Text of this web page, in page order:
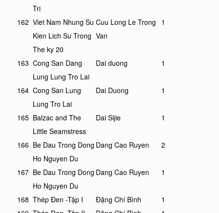
Tri
162 Viet Nam Nhung Su
Kien Lich Su Trong
The ky 20
Cuu Long Le Trong
Van
1
163 Cong San Dang
Lung Lung Tro Lai
Dai duong 1
164 Cong San Lung
Lung Tro Lai
Dai Duong 1
165 Balzac and The
Little Seamstress
Dai Sijie 1
166 Be Dau Trong Dong
Ho Nguyen Du
Dang Cao Ruyen 2
167 Be Dau Trong Dong
Ho Nguyen Du
Dang Cao Ruyen 1
168 Thép Đen -Tập I Đặng Chí Bình
1